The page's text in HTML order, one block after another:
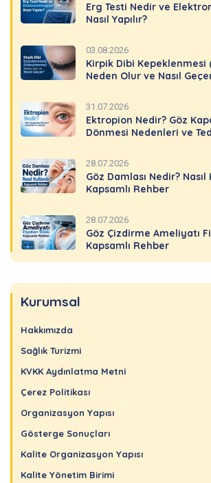
Erg Testi Nedir ve
Nasıl Yapılır?
03.08.2026
Kirpik Dibi Kepeklenmesi
Neden Olur ve Nasıl
31.07.2026
Ektropion Nedir? Göz
Dönmesi Nedenleri ve
28.07.2026
Göz Damlası Nedir? Nasıl
Kapsamlı Rehber
28.07.2026
Göz Çizdirme Ameliyatı
Kapsamlı Rehber
Kurumsal
Hakkımızda
Sağlık Turizmi
KVKK Aydınlatma Metni
Çerez Politikası
Organizasyon Yapısı
Gösterge Sonuçları
Kalite Organizasyon Yapısı
Kalite Yönetim Birimi